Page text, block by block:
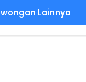
Lainnya